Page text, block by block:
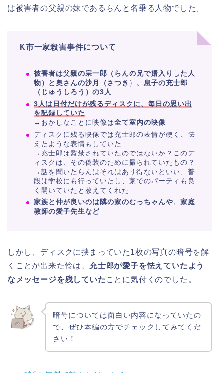
は被害者の父親の妹であるらんと名乗る人物でした。
K市一家殺害事件について
被害者は父親の宗一郎（らんの兄で婿入りした人
物）と奥さんの沙月（さつき）、息子の充士郎
（じゅうしろう）の3人
3人は日付だけが残るディスクに、毎日の思い出
を記録していた
→おかしなことに映像は全て室内の映像
ディスクに残る映像では充士郎の表情が硬く、怯
えたような表情もしていた
→充士郎は監禁されていたのではないか？このデ
ィスクは、その偽装のために撮られていたもの？
→話を聞いたらんはそれはあり得ないといい、普
段は学校にも行っていたし、家でのパーティも良
く開いていたと教えてくれた
家族と仲が良いのは隣の家のむっちゃんや、家庭
教師の愛子先生など
しかし、ディスクに挟まっていた1枚の写真の暗号を解
くことが出来た怜は、 充士郎が愛子を怯えていたよう
なメッセージを残していた ことに気付くのでした。
暗号については面白い内容になっていたの
で、ぜひ本編の方でチェックしてみてくだ
さい！